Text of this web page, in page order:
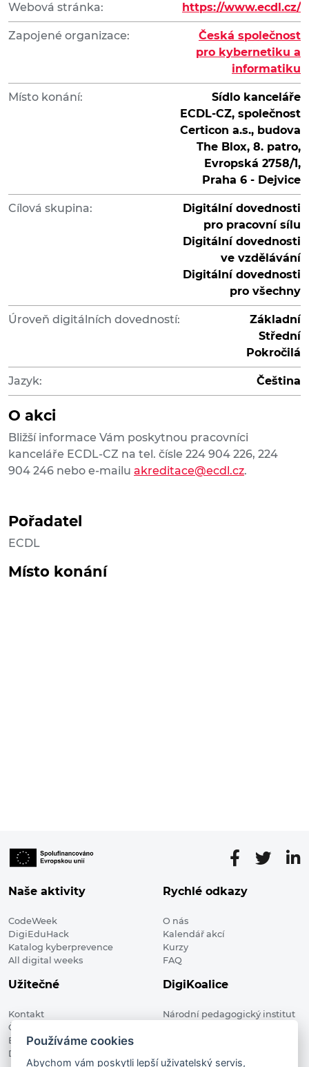
Webová stránka: https://www.ecdl.cz/
Zapojené organizace:
Česká společnost
pro kybernetiku a
informatiku
Místo konání:
Sídlo kanceláře
ECDL-CZ, společnost
Certicon a.s., budova
The Blox, 8. patro,
Evropská 2758/1,
Praha 6 - Dejvice
Cílová skupina:
Digitální dovednosti
pro pracovní sílu
Digitální dovednosti
ve vzdělávání
Digitální dovednosti
pro všechny
Úroveň digitálních dovedností:
Základní
Střední
Pokročilá
Jazyk: Čeština
O akci
Bližší informace Vám poskytnou pracovníci
kanceláře ECDL-CZ na tel. čísle 224 904 226, 224
904 246 nebo e-mailu akreditace@ecdl.cz.
Pořadatel
ECDL
Místo konání
Naše aktivity
CodeWeek
DigiEduHack
Katalog kyberprevence
All digital weeks
Rychlé odkazy
O nás
Kalendář akcí
Kurzy
FAQ
Užitečné
Kontakt
Členské organizace
Blog
Digitalizace ve vzdělávání
DigiKoalice
Národní pedagogický institut
Používáme cookies
Abychom vám poskytli lepší uživatelský servis,